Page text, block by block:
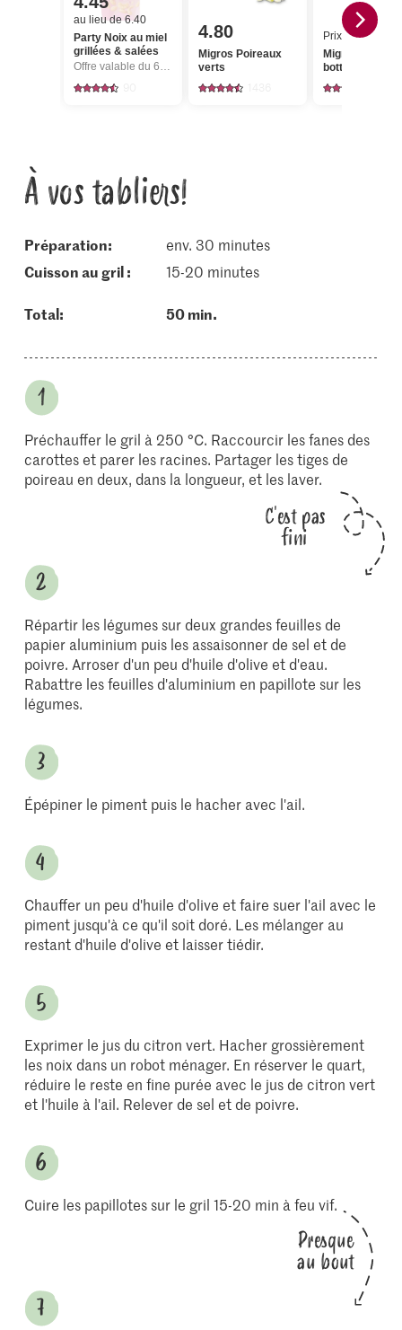
au lieu de 6.40
Party Noix au miel
grillées & salées
Offre valable du 6.8 au 12.8.2026, jusqu’à épuisement du stock.
4.80
Migros Poireaux
verts
Prix du jour
Migros
botte
À vos tabliers!
Préparation:
env. 30 minutes
cuisson au gril :
15-20 minutes
Total: 50 min.
Préchauffer le gril à 250 °C. Raccourcir les fanes des
carottes et parer les racines. Partager les tiges de
poireau en deux, dans la longueur, et les laver.
C'est pas
fini
Répartir les légumes sur deux grandes feuilles de
papier aluminium puis les assaisonner de sel et de
poivre. Arroser d'un peu d'huile d'olive et d'eau.
Rabattre les feuilles d'aluminium en papillote sur les
légumes.
Épépiner le piment puis le hacher avec l'ail.
Chauffer un peu d'huile d'olive et faire suer l'ail avec le
piment jusqu'à ce qu'il soit doré. Les mélanger au
restant d'huile d'olive et laisser tiédir.
Exprimer le jus du citron vert. Hacher grossièrement
les noix dans un robot ménager. En réserver le quart,
réduire le reste en fine purée avec le jus de citron vert
et l'huile à l'ail. Relever de sel et de poivre.
Cuire les papillotes sur le gril 15-20 min à feu vif.
Presque
au bout